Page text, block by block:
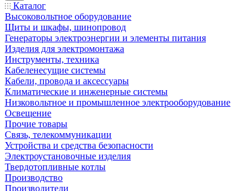
Каталог
Высоковольтное оборудование
Щиты и шкафы, шинопровод
Генераторы электроэнергии и элементы питания
Изделия для электромонтажа
Инструменты, техника
Кабеленесущие системы
Кабели, провода и аксессуары
Климатические и инженерные системы
Низковольтное и промышленное электрооборудование
Освещение
Прочие товары
Связь, телекоммуникации
Устройства и средства безопасности
Электроустановочные изделия
Твердотопливные котлы
Производство
Производители